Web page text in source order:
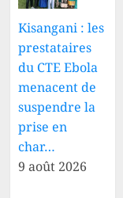
Kisangani : les
prestataires
du CTE Ebola
menacent de
suspendre la
prise en
char…
9 août 2026